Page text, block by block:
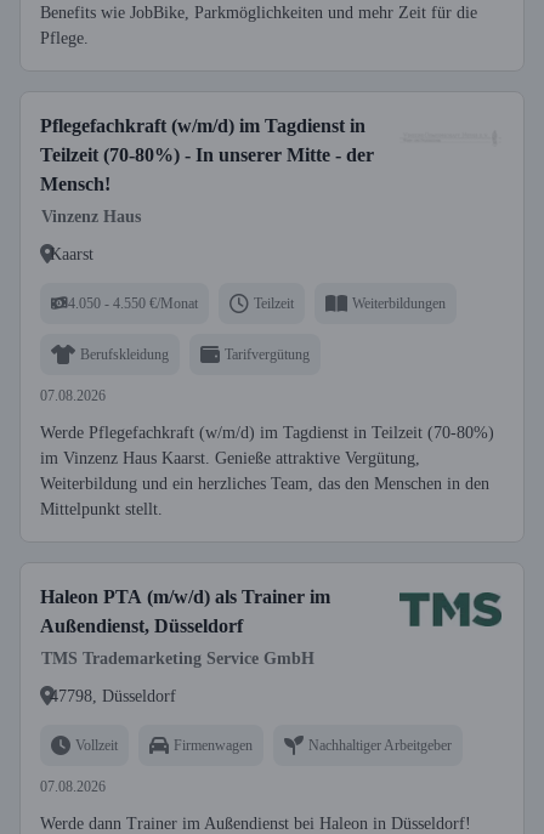
Benefits wie JobBike, Parkmöglichkeiten und mehr Zeit für die
Pflege.
Pflegefachkraft (w/m/d) im Tagdienst in
Teilzeit (70-80%) - In unserer Mitte - der
Mensch!
Vinzenz Haus
Kaarst
4.050 - 4.550 €/Monat Teilzeit Weiterbildungen
Berufskleidung Tarifvergütung
07.08.2026
Werde Pflegefachkraft (w/m/d) im Tagdienst in Teilzeit (70-80%)
im Vinzenz Haus Kaarst. Genieße attraktive Vergütung,
Weiterbildung und ein herzliches Team, das den Menschen in den
Mittelpunkt stellt.
Haleon PTA (m/w/d) als Trainer im
Außendienst, Düsseldorf
TMS Trademarketing Service GmbH
47798, Düsseldorf
Vollzeit Firmenwagen Nachhaltiger Arbeitgeber
07.08.2026
Werde dann Trainer im Außendienst bei Haleon in Düsseldorf!